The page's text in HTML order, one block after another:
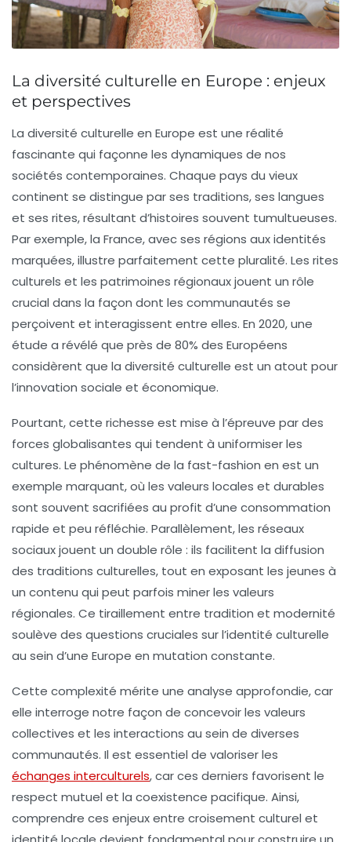
La diversité culturelle en Europe : enjeux
et perspectives
La diversité culturelle en Europe est une réalité
fascinante qui façonne les dynamiques de nos
sociétés contemporaines. Chaque pays du vieux
continent se distingue par ses traditions, ses langues
et ses rites, résultant d’histoires souvent tumultueuses.
Par exemple, la France, avec ses régions aux identités
marquées, illustre parfaitement cette pluralité. Les rites
culturels et les patrimoines régionauxjouent un rôle
crucial dans la façon dont les communautés se
perçoivent et interagissent entre elles. En 2020, une
étude a révélé que près de 80% des Européens
considèrent que la diversité culturelle est un atout pour
l’innovation sociale et économique.
Pourtant, cette richesse est mise à l’épreuve par des
forces globalisantes qui tendent à uniformiser les
cultures. Le phénomène de la fast-fashion en est un
exemple marquant, où les valeurs locales et durables
sont souvent sacrifiées au profit d’une consommation
rapide et peu réfléchie. Parallèlement, les réseaux
sociauxjouent un double rôle : ils facilitent la diffusion
des traditions culturelles, tout en exposant les jeunes à
un contenu qui peut parfois miner les valeurs
régionales. Ce tiraillement entre tradition et modernité
soulève des questions cruciales sur l’identité culturelle
au sein d’une Europe en mutation constante.
Cette complexité mérite une analyse approfondie, car
elle interroge notre façon de concevoir les valeurs
collectives et les interactions au sein de diverses
communautés. Il est essentiel de valoriser les
échanges interculturels, car ces derniers favorisent le
respect mutuel et la coexistence pacifique. Ainsi,
comprendre ces enjeux entre croisement culturel et